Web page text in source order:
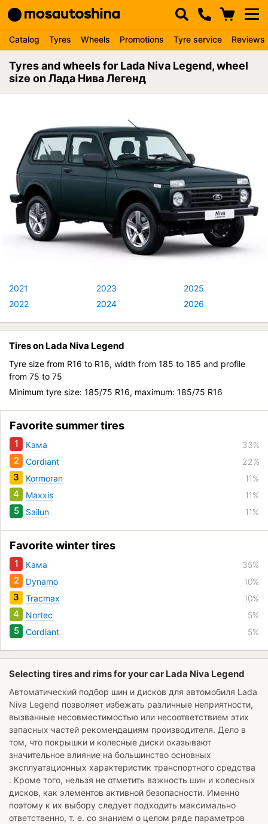
Catalog Tyres Wheels Promotions Tyre service Reviews
Tyres and wheels for Lada Niva Legend, wheel
size on Лада Нива Легенд
2021
2022
2023
2024
2025
2026
Tires on Lada Niva Legend
Tyre size from R16 to R16, width from 185 to 185 and profile
from 75 to 75
Minimum tyre size: 185/75 R16, maximum: 185/75 R16
Favorite summer tires
1 Кама 33%
2 Cordiant 22%
3 Kormoran 11%
4 Maxxis 11%
5 Sailun 11%
Favorite winter tires
1 Кама 35%
2 Dynamo 10%
3 Tracmax 10%
4 Nortec 5%
5 Cordiant 5%
Selecting tires and rims for your car Lada Niva Legend
Автоматический подбор шин и дисков для автомобиля Lada
Niva Legend позволяет избежать различные неприятности,
вызванные несовместимостью или несоответствием этих
запасных частей рекомендациям производителя. Дело в
том, что покрышки и колесные диски оказывают
значительное влияние на большинство основных
эксплуатационных характеристик транспортного средства
. Кроме того, нельзя не отметить важность шин и колесных
дисков, как элементов активной безопасности. Именно
поэтому к их выбору следует подходить максимально
ответственно, т. е. со знанием о целом ряде параметров